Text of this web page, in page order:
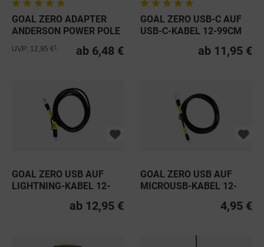
GOAL ZERO ADAPTER
ANDERSON POWER POLE
ab 6,48 €
UVP: 12,95 €
GOAL ZERO USB-C AUF
USB-C-KABEL 12-99CM
ab 11,95 €
GOAL ZERO USB AUF
LIGHTNING-KABEL 12-
ab 12,95 €
GOAL ZERO USB AUF
MICROUSB-KABEL 12-
4,95 €